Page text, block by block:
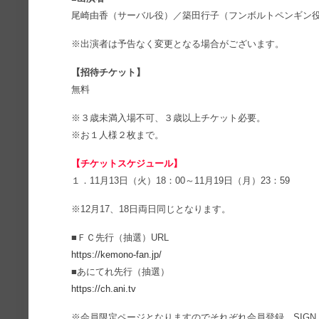
尾崎由香（サーバル役）／築田行子（フンボルトペンギン役
※出演者は予告なく変更となる場合がございます。
【招待チケット】
無料
※３歳未満入場不可、３歳以上チケット必要。
※お１人様２枚まで。
【チケットスケジュール】
１．11月13日（火）18：00～11月19日（月）23：59
※12月17、18日両日同じとなります。
■ＦＣ先行（抽選）URL
https://kemono-fan.jp/
■あにてれ先行（抽選）
https://ch.ani.tv